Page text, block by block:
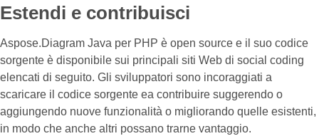
Estendi e contribuisci
Aspose.Diagram Java per PHP è open source e il suo codice
sorgente è disponibile sui principali siti Web di social coding
elencati di seguito. Gli sviluppatori sono incoraggiati a
scaricare il codice sorgente ea contribuire suggerendo o
aggiungendo nuove funzionalità o migliorando quelle esistenti,
in modo che anche altri possano trarne vantaggio.